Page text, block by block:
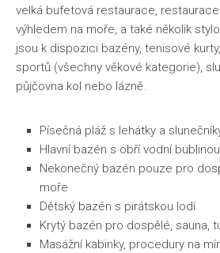
velká bufetová restaurace, restaurace
výhledem na moře, a také několik
jsou k dispozici bazény, tenisové
sportů (všechny věkové kategorie),
půjčovna kol nebo lázně.
Písečná pláž s lehátky a
Hlavní bazén s obří vodní
Nekonečný bazén pouze pro
moře
Dětský bazén s pirátskou lodí
Krytý bazén pro dospělé, sauna,
Masážní kabinky, procedury na